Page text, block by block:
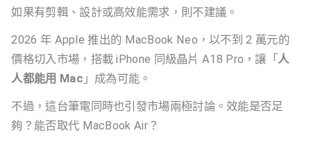
如果有剪輯、設計或高效能需求，則不建議。
2026 年 Apple 推出的 MacBook Neo，以不到 2 萬元的
價格切入市場，搭載 iPhone 同級晶片 A18 Pro，讓「人
人都能用 Mac 」成為可能。
不過，這台筆電同時也引發市場兩極討論。效能是否足
夠？能否取代 MacBook Air？